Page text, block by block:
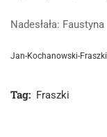
Nadesłała: Faustyna
Jan-Kochanowski-Fraszki
Tag: Fraszki